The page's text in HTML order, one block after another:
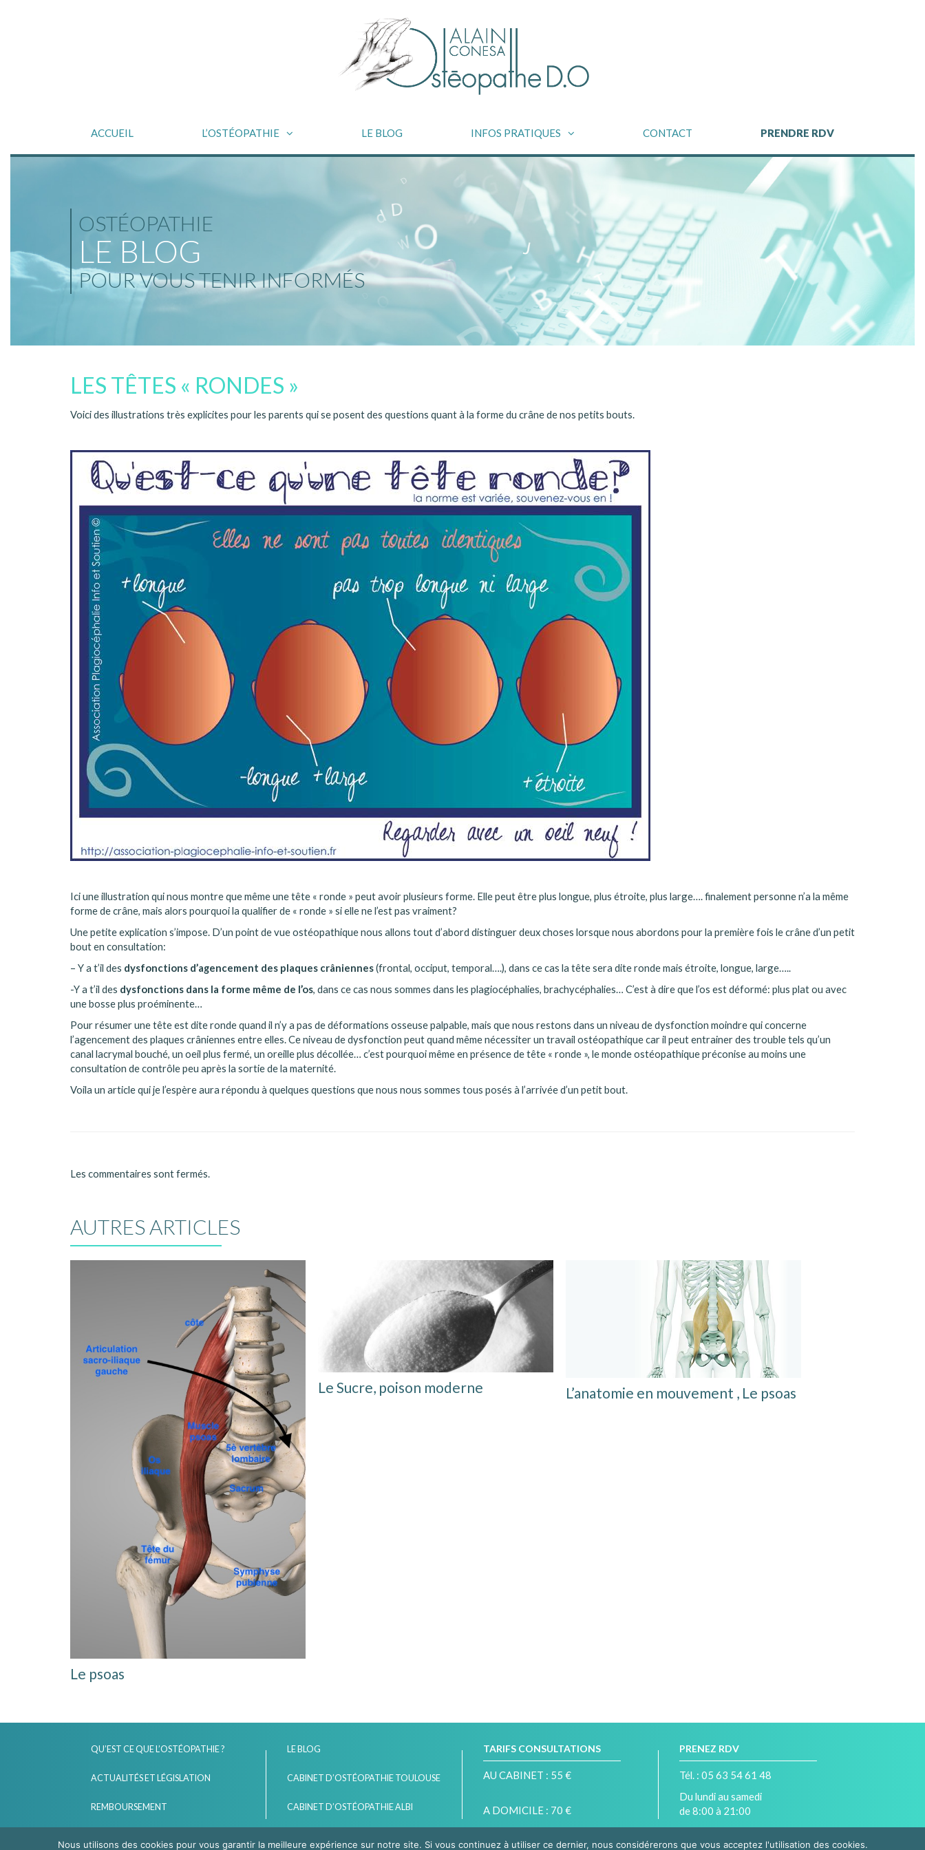
ACCUEIL L’OSTÉOPATHIE LE BLOG INFOS PRATIQUES CONTACT PRENDRE RDV
OSTÉOPATHIE
LE BLOG
POUR VOUS TENIR INFORMÉS
LES TÊTES « RONDES »
Voici des illustrations très explicites pour les parents qui se posent des questions quant à la forme du crâne de nos petits bouts.
Ici une illustration qui nous montre que même une tête « ronde » peut avoir plusieurs forme. Elle peut être plus longue, plus étroite, plus large…. finalement personne n’a la même
forme de crâne, mais alors pourquoi la qualifier de « ronde » si elle ne l’est pas vraiment?
Une petite explication s’impose. D’un point de vue ostéopathique nous allons tout d’abord distinguer deux choses lorsque nous abordons pour la première fois le crâne d’un petit
bout en consultation:
– Y a t’il des dysfonctions d’agencement des plaques crâniennes(frontal, occiput, temporal….), dans ce cas la tête sera dite ronde mais étroite, longue, large…..
-Y a t’il des dysfonctions dans la forme même de l’os, dans ce cas nous sommes dans les plagiocéphalies, brachycéphalies… C’est à dire que l’os est déformé: plus plat ou avec
une bosse plus proéminente…
Pour résumer une tête est dite ronde quand il n’y a pas de déformations osseuse palpable, mais que nous restons dans un niveau de dysfonction moindre qui concerne
l’agencement des plaques crâniennes entre elles. Ce niveau de dysfonction peut quand même nécessiter un travail ostéopathique car il peut entrainer des trouble tels qu’un
canal lacrymal bouché, un oeil plus fermé, un oreille plus décollée… c’est pourquoi même en présence de tête « ronde », le monde ostéopathique préconise au moins une
consultation de contrôle peu après la sortie de la maternité.
Voila un article qui je l’espère aura répondu à quelques questions que nous nous sommes tous posés à l’arrivée d’un petit bout.
Les commentaires sont fermés.
AUTRES ARTICLES
Le psoas
Le Sucre, poison moderne L’anatomie en mouvement , Le psoas
QU’EST CE QUE L’OSTÉOPATHIE ?
ACTUALITÉS ET LÉGISLATION
REMBOURSEMENT
LE BLOG
CABINET D’OSTÉOPATHIE TOULOUSE
CABINET D’OSTÉOPATHIE ALBI
TARIFS CONSULTATIONS
AU CABINET : 55 €
A DOMICILE : 70 €
PRENEZ RDV
Tél. : 05 63 54 61 48
Du lundi au samedi
de 8:00 à 21:00
Nous utilisons des cookies pour vous garantir la meilleure expérience sur notre site. Si vous continuez à utiliser ce dernier, nous considérerons que vous acceptez l'utilisation des cookies.